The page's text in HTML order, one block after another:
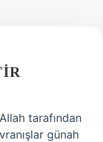
tarafından
günah